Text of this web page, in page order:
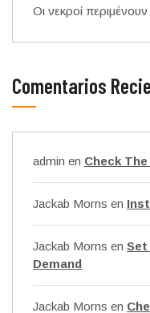
Οι νεκροί
Comentarios
admin en Check
Jackab Morns en
Jackab Morns en Set
Demand
Jackab Morns en